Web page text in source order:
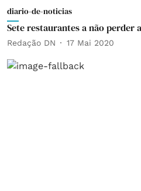
diario-de-noticias
Sete restaurantes a não perder
Redação DN 17 Mai 2020